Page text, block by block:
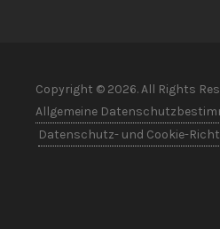
Copyright © 2026. All Rights
Allgemeine
Datenschutz- und Cookie-